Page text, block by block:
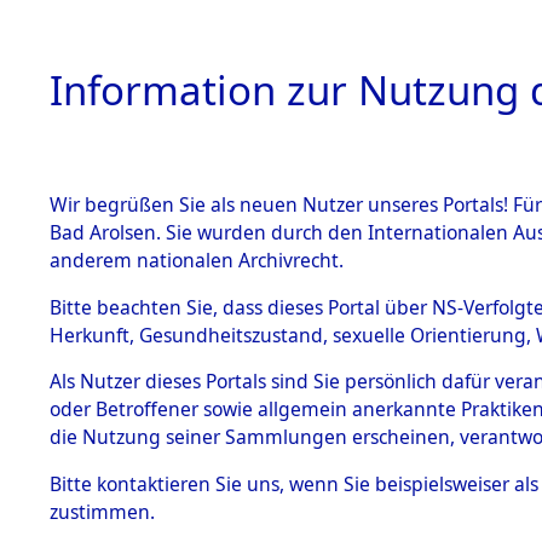
HOME
BESTÄNDE
Inhaftierungsdoku
mente
5. Verschiedenes
Todesmärsche
5.3.1 Alliierte
Information zur Nutzung
Wir begrüßen Sie als neuen Nutzer unseres Portals!
Bad Arolsen. Sie wurden durch den Internationalen
anderem nationalen Archivrecht.
Bitte beachten Sie, dass dieses Portal über NS-
Herkunft, Gesundheitszustand, sexuelle
Als Nutzer dieses Portals sind Sie persönlich dafür
oder Betroffener sowie allgemein anerkannte
die Nutzung seiner Sammlungen erscheinen,
Bitte kontaktieren Sie uns, wenn Sie beispielsweiser
zustimmen.